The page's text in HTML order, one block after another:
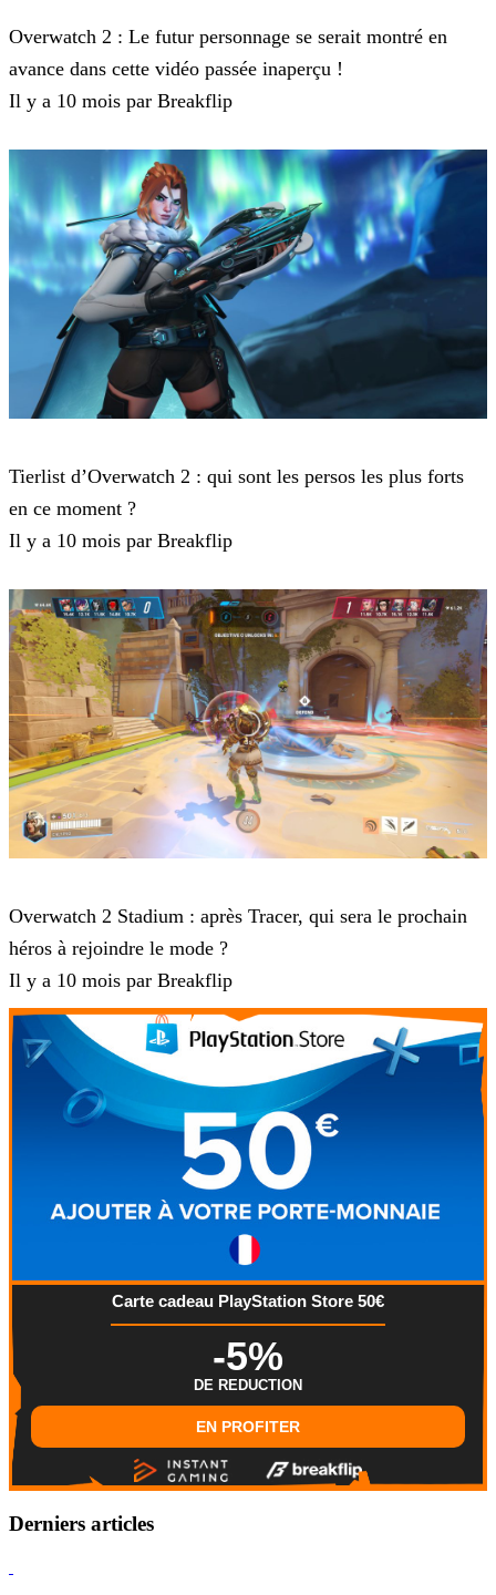
Overwatch 2 : Le futur personnage se serait montré en
avance dans cette vidéo passée inaperçu !
Il y a 10 mois par Breakflip
Tierlist d’Overwatch 2 : qui sont les persos les plus forts
en ce moment ?
Il y a 10 mois par Breakflip
Overwatch 2 Stadium : après Tracer, qui sera le prochain
héros à rejoindre le mode ?
Il y a 10 mois par Breakflip
Carte cadeau PlayStation Store 50€
-5%
DE REDUCTION
EN PROFITER
Derniers articles